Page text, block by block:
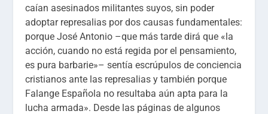
caían asesinados militantes suyos, sin poder
adoptar represalias por dos causas fundamentales:
porque José Antonio –que más tarde dirá que «la
acción, cuando no está regida por el pensamiento,
es pura barbarie»– sentía escrúpulos de conciencia
cristianos ante las represalias y también porque
Falange Española no resultaba aún apta para la
lucha armada». Desde las páginas de algunos